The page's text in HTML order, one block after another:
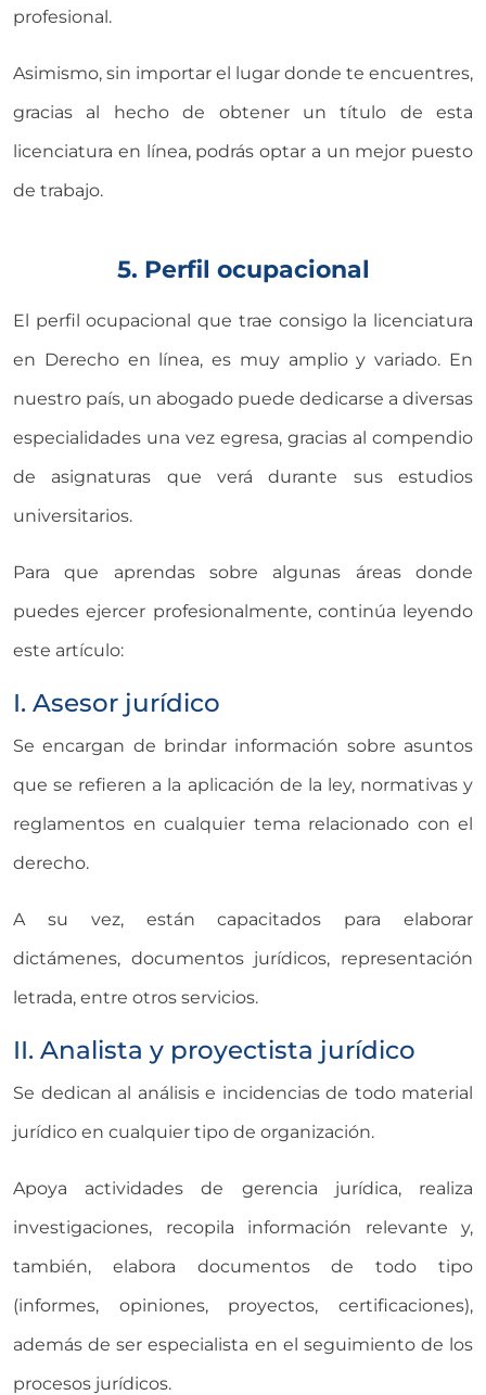
profesional.
Asimismo, sin importar el lugar donde te encuentres,
gracias al hecho de obtener un título de esta
licenciatura en línea, podrás optar a un mejor puesto
de trabajo.
5. Perfil ocupacional
El perfil ocupacional que trae consigo la licenciatura
en Derecho en línea, es muy amplio y variado. En
nuestro país, un abogado puede dedicarse a diversas
especialidades una vez egresa, gracias al compendio
de asignaturas que verá durante sus estudios
universitarios.
Para que aprendas sobre algunas áreas donde
puedes ejercer profesionalmente, continúa leyendo
este artículo:
I. Asesor jurídico
Se encargan de brindar información sobre asuntos
que se refieren a la aplicación de la ley, normativas y
reglamentos en cualquier tema relacionado con el
derecho.
A su vez, están capacitados para elaborar
dictámenes, documentos jurídicos, representación
letrada, entre otros servicios.
II. Analista y proyectista jurídico
Se dedican al análisis e incidencias de todo material
jurídico en cualquier tipo de organización.
Apoya actividades de gerencia jurídica, realiza
investigaciones, recopila información relevante y,
también, elabora documentos de todo tipo
(informes, opiniones, proyectos, certificaciones),
además de ser especialista en el seguimiento de los
procesos jurídicos.